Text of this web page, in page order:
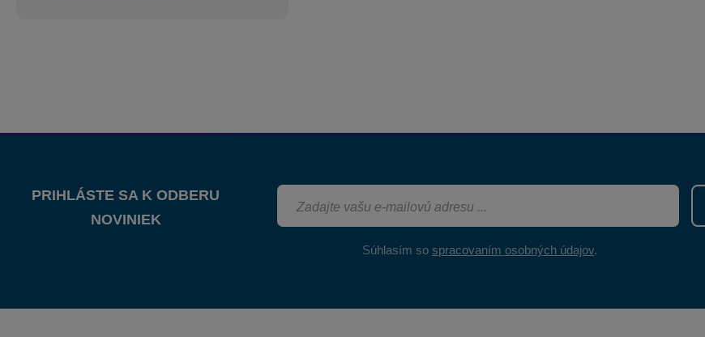
PRIHLÁSTE SA K ODBERU
NOVINIEK
Súhlasím so spracovaním osobných údajov.